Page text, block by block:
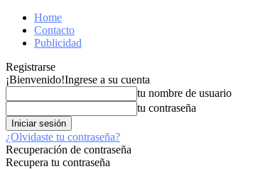
Home
Contacto
Publicidad
Registrarse
¡Bienvenido!Ingrese a su cuenta
tu nombre de usuario
tu contraseña
¿Olvidaste tu contraseña?
Recuperación de contraseña
Recupera tu contraseña